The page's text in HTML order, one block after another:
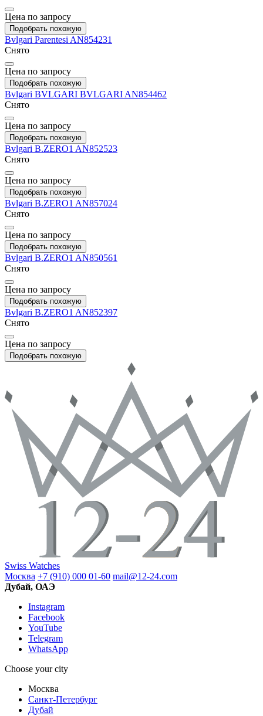
Цена по запросу
Подобрать похожую
Bvlgari Parentesi AN854231
Снято
Цена по запросу
Подобрать похожую
Bvlgari BVLGARI BVLGARI AN854462
Снято
Цена по запросу
Подобрать похожую
Bvlgari B.ZERO1 AN852523
Снято
Цена по запросу
Подобрать похожую
Bvlgari B.ZERO1 AN857024
Снято
Цена по запросу
Подобрать похожую
Bvlgari B.ZERO1 AN850561
Снято
Цена по запросу
Подобрать похожую
Bvlgari B.ZERO1 AN852397
Снято
Цена по запросу
Подобрать похожую
Swiss Watches
Москва +7 (910) 000 01-60 mail@12-24.com
Дубай, ОАЭ
Instagram
Facebook
YouTube
Telegram
WhatsApp
Choose your city
Москва
Санкт-Петербург
Дубай